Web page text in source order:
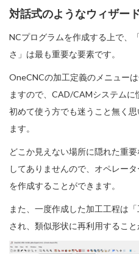
対話式のようなウィザー
NCプログラムを作成する上で、
さ」は最も重要な要素です。
OneCNCの加工定義のメニュー
ますので、CAD/CAMシステム
初めて使う方でも迷うこと無く
ます。
どこか見えない場所に隠れた重
してありませんので、オペレー
を作成することができます。
また、一度作成した加工工程は
され、類似形状に再利用すること